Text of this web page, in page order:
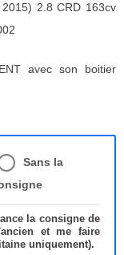
2.8 CRD 163cv
avec son boitier
Sans la
la consigne de
et me faire
uniquement).